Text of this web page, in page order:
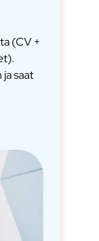
(CV +
saat